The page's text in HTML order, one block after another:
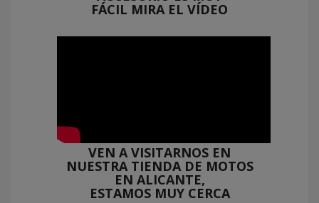
FÁCIL MIRA EL VÍDEO
VEN A VISITARNOS EN
NUESTRA TIENDA DE MOTOS
EN ALICANTE,
ESTAMOS MUY CERCA